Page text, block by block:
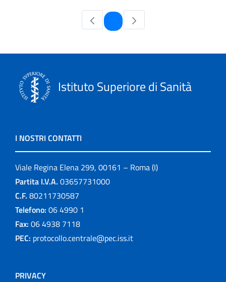
Pagina
Istituto Superiore di Sanità
I NOSTRI CONTATTI
Viale Regina Elena 299, 00161 – Roma (I)
Partita I.V.A. 03657731000
C.F. 80211730587
Telefono: 06 4990 1
Fax: 06 4938 7118
PEC: protocollo.centrale@pec.iss.it
PRIVACY